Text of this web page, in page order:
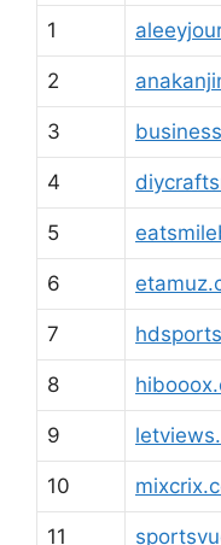
1
2
3
4
5
6
7
8
9
10
11